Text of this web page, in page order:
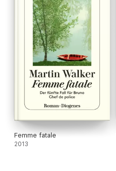
Femme fatale
2013